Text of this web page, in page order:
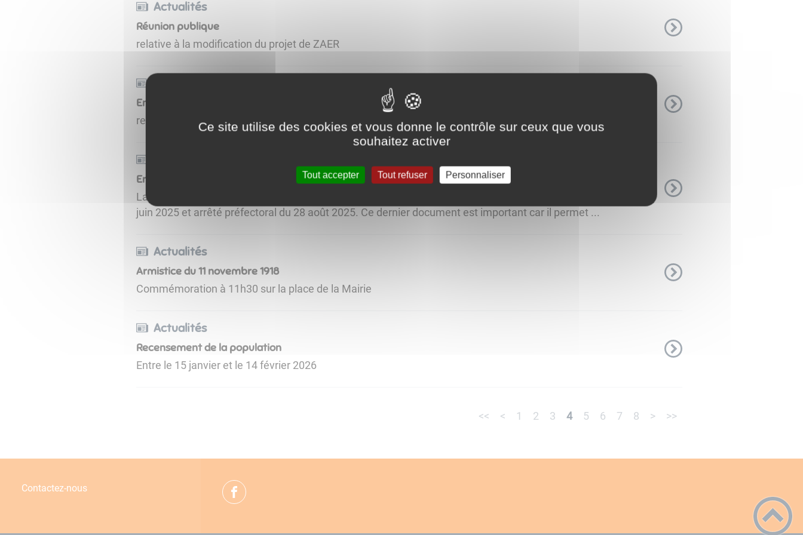
Actualités
Réunion publique
relative à la modification du projet de ZAER
Enquête publique
relative au projet de carte communale
Entrée en vigueur de la carte communale
La carte communale de Saint-Laurent l'Abbaye a été approuvée par délibération du Conseil municipal du 18
juin 2025 et arrêté préfectoral du 28 août 2025. Ce dernier document est important car il permet ...
Actualités
Armistice du 11 novembre 1918
Commémoration à 11h30 sur la place de la Mairie
Actualités
Recensement de la population
Entre le 15 janvier et le 14 février 2026
<< < 1 2 3 4 5 6 7 8 > >>
Contactez-nous
Ce site utilise des cookies et vous donne le contrôle sur ceux que vous
souhaitez activer
Tout accepter Tout refuser Personnaliser